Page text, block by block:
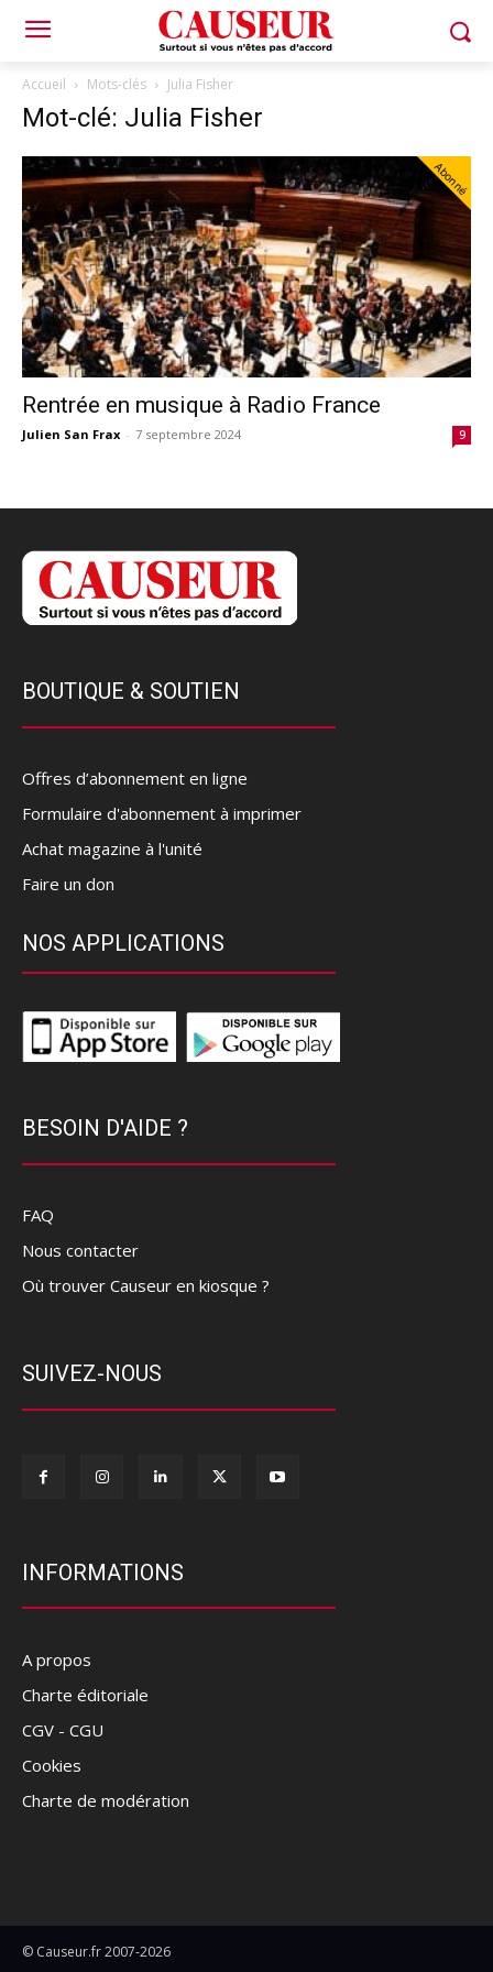
Accueil Mots-clés Julia Fisher
Mot-clé: Julia Fisher
Abonné
Rentrée en musique à Radio France
Julien San Frax - 7 septembre 2024 9
BOUTIQUE & SOUTIEN
Offres d’abonnement en ligne
Formulaire d'abonnement à imprimer
Achat magazine à l'unité
Faire un don
NOS APPLICATIONS
BESOIN D'AIDE ?
FAQ
Nous contacter
Où trouver Causeur en kiosque ?
SUIVEZ-NOUS
INFORMATIONS
A propos
Charte éditoriale
CGV - CGU
Cookies
Charte de modération
© Causeur.fr 2007-2026